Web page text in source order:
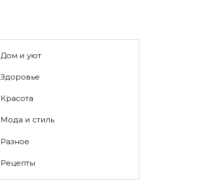
Дом и уют
Здоровье
Красота
Мода и стиль
Разное
Рецепты